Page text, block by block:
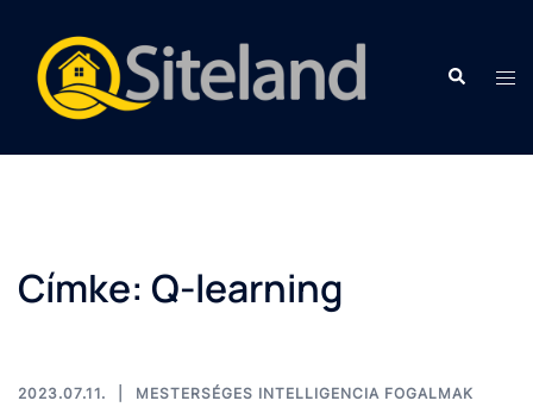
Címke: Q-learning
2023.07.11. MESTERSÉGES INTELLIGENCIA FOGALMAK